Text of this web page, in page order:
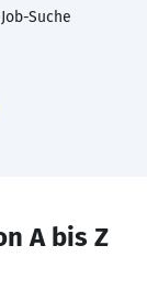
Suche
A bis Z